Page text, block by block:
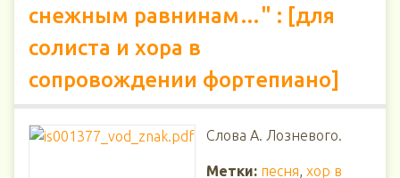
снежным равнинам…" : [для
солиста и хора в
сопровождении фортепиано]
Слова А. Лозневого.
Метки: песня, хор в